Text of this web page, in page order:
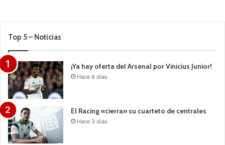
Top 5 – Noticias
¡Ya hay oferta del Arsenal por Vinicius Junior!
Hace 6 días
El Racing «cierra» su cuarteto de centrales
Hace 3 días